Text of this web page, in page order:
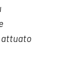
attuato